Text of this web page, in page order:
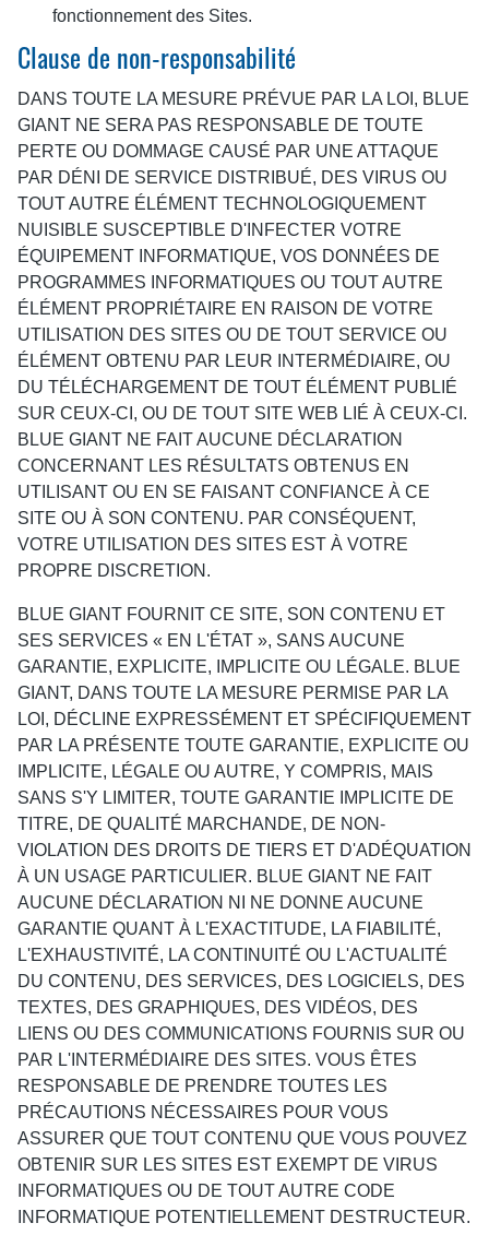
fonctionnement des Sites.
Clause de non-responsabilité
DANS TOUTE LA MESURE PRÉVUE PAR LA LOI, BLUE
GIANT NE SERA PAS RESPONSABLE DE TOUTE
PERTE OU DOMMAGE CAUSÉ PAR UNE ATTAQUE
PAR DÉNI DE SERVICE DISTRIBUÉ, DES VIRUS OU
TOUT AUTRE ÉLÉMENT TECHNOLOGIQUEMENT
NUISIBLE SUSCEPTIBLE D'INFECTER VOTRE
ÉQUIPEMENT INFORMATIQUE, VOS DONNÉES DE
PROGRAMMES INFORMATIQUES OU TOUT AUTRE
ÉLÉMENT PROPRIÉTAIRE EN RAISON DE VOTRE
UTILISATION DES SITES OU DE TOUT SERVICE OU
ÉLÉMENT OBTENU PAR LEUR INTERMÉDIAIRE, OU
DU TÉLÉCHARGEMENT DE TOUT ÉLÉMENT PUBLIÉ
SUR CEUX-CI, OU DE TOUT SITE WEB LIÉ À CEUX-CI.
BLUE GIANT NE FAIT AUCUNE DÉCLARATION
CONCERNANT LES RÉSULTATS OBTENUS EN
UTILISANT OU EN SE FAISANT CONFIANCE À CE
SITE OU À SON CONTENU. PAR CONSÉQUENT,
VOTRE UTILISATION DES SITES EST À VOTRE
PROPRE DISCRETION.
BLUE GIANT FOURNIT CE SITE, SON CONTENU ET
SES SERVICES « EN L'ÉTAT », SANS AUCUNE
GARANTIE, EXPLICITE, IMPLICITE OU LÉGALE. BLUE
GIANT, DANS TOUTE LA MESURE PERMISE PAR LA
LOI, DÉCLINE EXPRESSÉMENT ET SPÉCIFIQUEMENT
PAR LA PRÉSENTE TOUTE GARANTIE, EXPLICITE OU
IMPLICITE, LÉGALE OU AUTRE, Y COMPRIS, MAIS
SANS S'Y LIMITER, TOUTE GARANTIE IMPLICITE DE
TITRE, DE QUALITÉ MARCHANDE, DE NON-
VIOLATION DES DROITS DE TIERS ET D'ADÉQUATION
À UN USAGE PARTICULIER. BLUE GIANT NE FAIT
AUCUNE DÉCLARATION NI NE DONNE AUCUNE
GARANTIE QUANT À L'EXACTITUDE, LA FIABILITÉ,
L'EXHAUSTIVITÉ, LA CONTINUITÉ OU L'ACTUALITÉ
DU CONTENU, DES SERVICES, DES LOGICIELS, DES
TEXTES, DES GRAPHIQUES, DES VIDÉOS, DES
LIENS OU DES COMMUNICATIONS FOURNIS SUR OU
PAR L'INTERMÉDIAIRE DES SITES. VOUS ÊTES
RESPONSABLE DE PRENDRE TOUTES LES
PRÉCAUTIONS NÉCESSAIRES POUR VOUS
ASSURER QUE TOUT CONTENU QUE VOUS POUVEZ
OBTENIR SUR LES SITES EST EXEMPT DE VIRUS
INFORMATIQUES OU DE TOUT AUTRE CODE
INFORMATIQUE POTENTIELLEMENT DESTRUCTEUR.